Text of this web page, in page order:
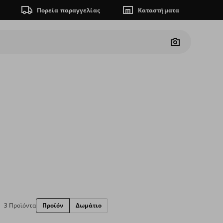
Πορεία παραγγελίας Καταστήματα
Camera
3 Προϊόντα Προϊόν Δωμάτιο